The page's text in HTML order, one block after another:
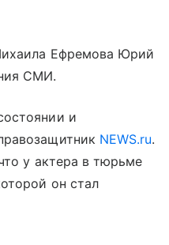
Ефремова Юрий
СМИ.
и
NEWS.ru.
у актера в тюрьме
он стал